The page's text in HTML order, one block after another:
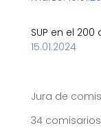
SUP en el
15.01.2024
Jura de
34 comisarios